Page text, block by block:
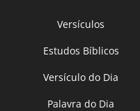
Versículos
Estudos Bíblicos
Versículo do Dia
Palavra do Dia